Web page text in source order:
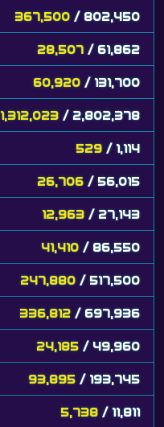
367,500 / 802,450
28,507 / 61,862
60,920 / 131,700
1,312,023 / 2,802,378
529 / 1,114
26,706 / 56,015
12,963 / 27,143
41,410 / 86,550
247,880 / 517,500
336,812 / 697,936
24,185 / 49,960
93,895 / 193,745
5,738 / 11,811